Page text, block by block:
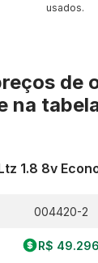
usados.
de
na
1.8 8v
004420-2
R$ 49.296